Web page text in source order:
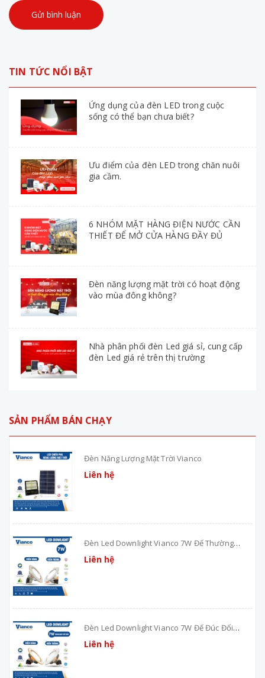
Gửi bình luận
TIN TỨC NỔI BẬT
Ứng dụng của đèn LED trong cuộc
sống có thể bạn chưa biết?
Ưu điểm của đèn LED trong chăn nuôi
gia cầm.
6 NHÓM MẶT HÀNG ĐIỆN NƯỚC CẦN
THIẾT ĐỂ MỞ CỬA HÀNG ĐẦY ĐỦ
Đèn năng lượng mặt trời có hoạt động
vào mùa đông không?
Nhà phân phối đèn Led giá sỉ, cung cấp
đèn Led giá rẻ trên thị trường
SẢN PHẨM BÁN CHẠY
Đèn Năng Lượng Mặt Trời Vianco
Liên hệ
Đèn Led Downlight Vianco 7W Đế Thường
Đổi Màu
Liên hệ
Đèn Led Downlight Vianco 7W Đế Đúc Đổi
Màu
Liên hệ